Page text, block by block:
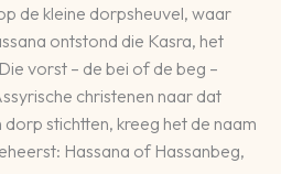
de kleine dorpsheuvel, waar
ontstond die Kasra, het
vorst – de bei of de beg –
christenen naar dat
stichtten, kreeg het de naam
Hassana of Hassanbeg,